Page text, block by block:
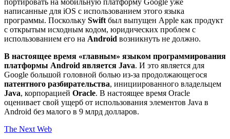
написанные для iOS с использованием этого языка
программы. Поскольку Swift был выпущен Apple как продукт
с открытым исходным кодом, юридических проблем с
использованием его на Android возникнуть не должно.
В настоящее время «главным» языком программирования
платформы Android является Java. И это является для
Google большой головной болью из-за продолжающегося
патентного разбирательства, инициированного владельцем
Java, корпорацией Oracle. В настоящее время Oracle
оценивает свой ущерб от использования элементов Java в
Android без малого в 9 млрд долларов.
The Next Web